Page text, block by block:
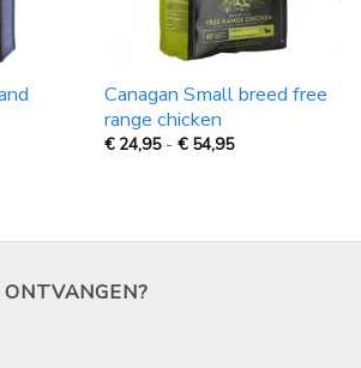
Canagan Small breed free
range chicken
€ 24,95 - € 54,95Prijsklasse: